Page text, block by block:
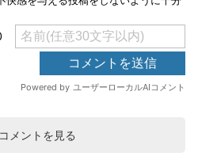
メントを見る